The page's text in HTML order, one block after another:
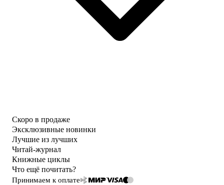
Скоро в продаже
Эксклюзивные новинки
Лучшие из лучших
Читай-журнал
Книжные циклы
Что ещё почитать?
Принимаем к оплате